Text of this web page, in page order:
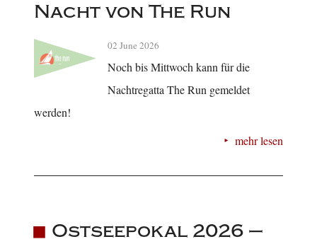
Nacht von The Run
02 June 2026
Noch bis Mittwoch kann für die
Nachtregatta The Run gemeldet
werden!
mehr lesen
Ostseepokal 2026 –